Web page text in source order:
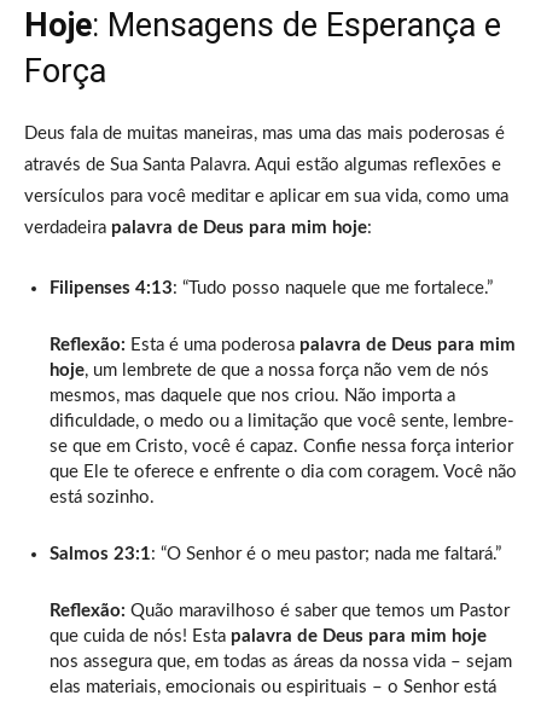
Hoje: Mensagens de Esperança e
Força
Deus fala de muitas maneiras, mas uma das mais poderosas é
através de Sua Santa Palavra. Aqui estão algumas reflexões e
versículos para você meditar e aplicar em sua vida, como uma
verdadeira palavra de Deus para mim hoje:
Filipenses 4:13: “Tudo posso naquele que me fortalece.”
Reflexão: Esta é uma poderosa palavra de Deus para mim
hoje, um lembrete de que a nossa força não vem de nós
mesmos, mas daquele que nos criou. Não importa a
dificuldade, o medo ou a limitação que você sente, lembre-
se que em Cristo, você é capaz. Confie nessa força interior
que Ele te oferece e enfrente o dia com coragem. Você não
está sozinho.
Salmos 23:1: “O Senhor é o meu pastor; nada me faltará.”
Reflexão: Quão maravilhoso é saber que temos um Pastor
que cuida de nós! Esta palavra de Deus para mim hoje
nos assegura que, em todas as áreas da nossa vida – sejam
elas materiais, emocionais ou espirituais – o Senhor está